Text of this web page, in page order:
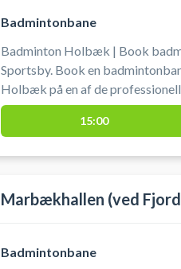
Badmintonbane
Badminton Holbæk | Book
Sportsby. Book en
Holbæk på en af de
sportsbyen. Ketchere kan lejes og bolde købes i
receptionen i Holbæk Sportsby.
15:00
Marbækhallen (ved
Badmintonbane